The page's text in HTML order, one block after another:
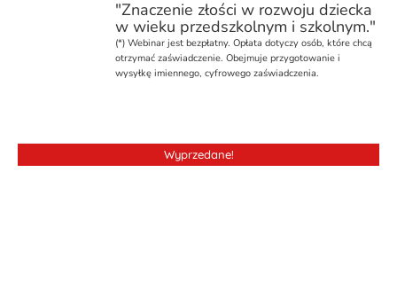
"Znaczenie złości w rozwoju dziecka
w wieku przedszkolnym i szkolnym."
(*)Webinarjest bezpłatny. Opłata dotyczy osób, które chcą
otrzymać zaświadczenie. Obejmuje przygotowanie i
wysyłkę imiennego, cyfrowego zaświadczenia.
Wyprzedane!